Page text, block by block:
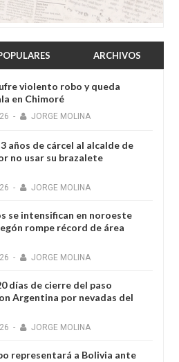
ARCHIVOS
violento robo y queda
en Chimoré
- JORGE MOLINA
años de cárcel al alcalde de
no usar su brazalete
- JORGE MOLINA
se intensifican en noroeste
rompe récord de área
- JORGE MOLINA
días de cierre del paso
Argentina por nevadas del
- JORGE MOLINA
representará a Bolivia ante